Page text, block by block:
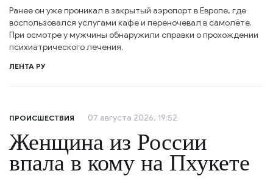
Ранее он уже проникал в закрытый аэропорт в Европе, где
воспользовался услугами кафе и переночевал в самолёте.
При осмотре у мужчины обнаружили справки о прохождении
психиатрического лечения.
ЛЕНТА РУ
ПРОИСШЕСТВИЯ 07 августа 2026, 19:52
Женщина из России
впала в кому на Пхукете